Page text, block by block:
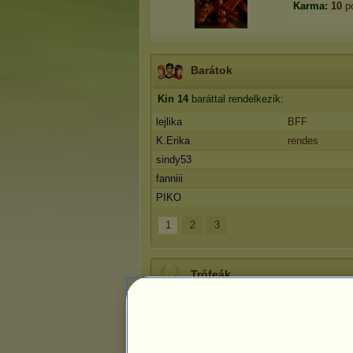
Karma: 10
Barátok
Kin 14 baráttal rendelkezik:
lejlika
BFF
K.Erika
rendes
sindy53
fanniii
PIKO
1 2 3
Trófeák